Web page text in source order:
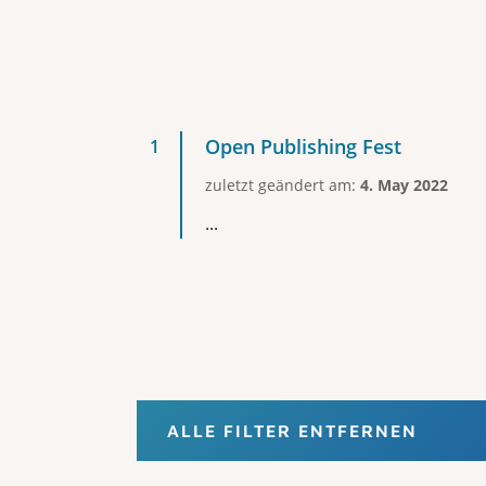
Open Publishing Fest
zuletzt geändert am: 4. May 2022
...
ALLE FILTER ENTFERNEN